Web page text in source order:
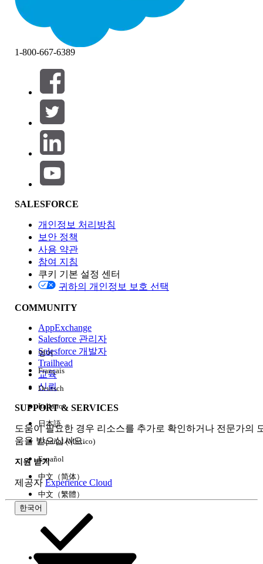
필터 (0)
필터 선택
제품 영역
기능 영향
Edition
경험
1-800-667-6389
SALESFORCE
개인정보 처리방침
보안 정책
사용 약관
참여 지침
쿠키 기본 설정 센터
귀하의 개인정보 보호 선택
COMMUNITY
AppExchange
Salesforce 관리자
Salesforce 개발자
Trailhead
교육
신뢰
SUPPORT & SERVICES
도움이 필요한 경우 리소스를 추가로 확인하거나 전문가의
움을 받으십시오.
지원 받기
제공자 Experience Cloud
한국어
영어
Français
Deutsch
Italiano
日本語
Español (México)
Español
中文（简体）
中文（繁體）